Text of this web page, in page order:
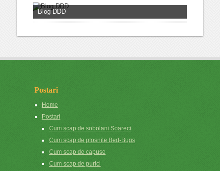
Blog DDD
Postari
Home
Postari
Cum scap de sobolani Soareci
Cum scap de plosnite Bed-Bugs
Cum scap de capuse
Cum scap de purici